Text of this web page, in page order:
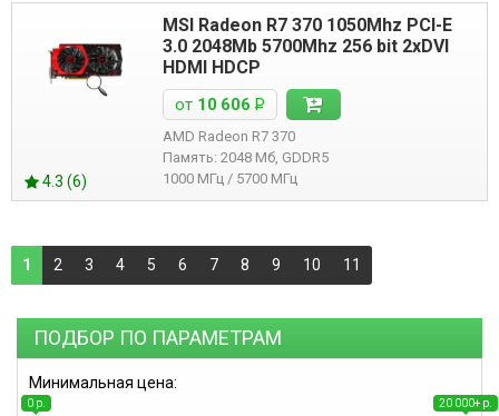
MSI Radeon R7 370 1050Mhz PCI-E
3.0 2048Mb 5700Mhz 256 bit 2xDVI
HDMI HDCP
от 10 606 Р
4.3 (6)
AMD Radeon R7 370
Память: 2048 Мб, GDDR5
1000 МГц / 5700 МГц
1 2 3 4 5 6 7 8 9 10 11
ПОДБОР ПО ПАРАМЕТРАМ
Минимальная цена:
0 р. 20 000+ р.